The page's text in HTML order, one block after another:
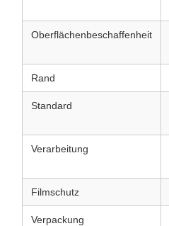
Oberflächenbeschaffenheit
Rand
Standard
Verarbeitung
Filmschutz
Verpackung